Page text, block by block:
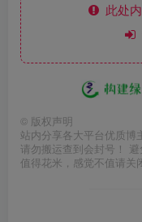
此处内
© 版权声明
站内分享各大平台优质博
请勿搬运查到会封号！
值得花米，感觉不值请关